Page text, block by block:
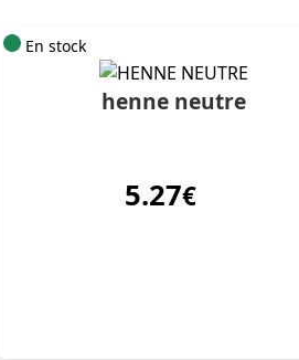
En stock
henne neutre
5.27€